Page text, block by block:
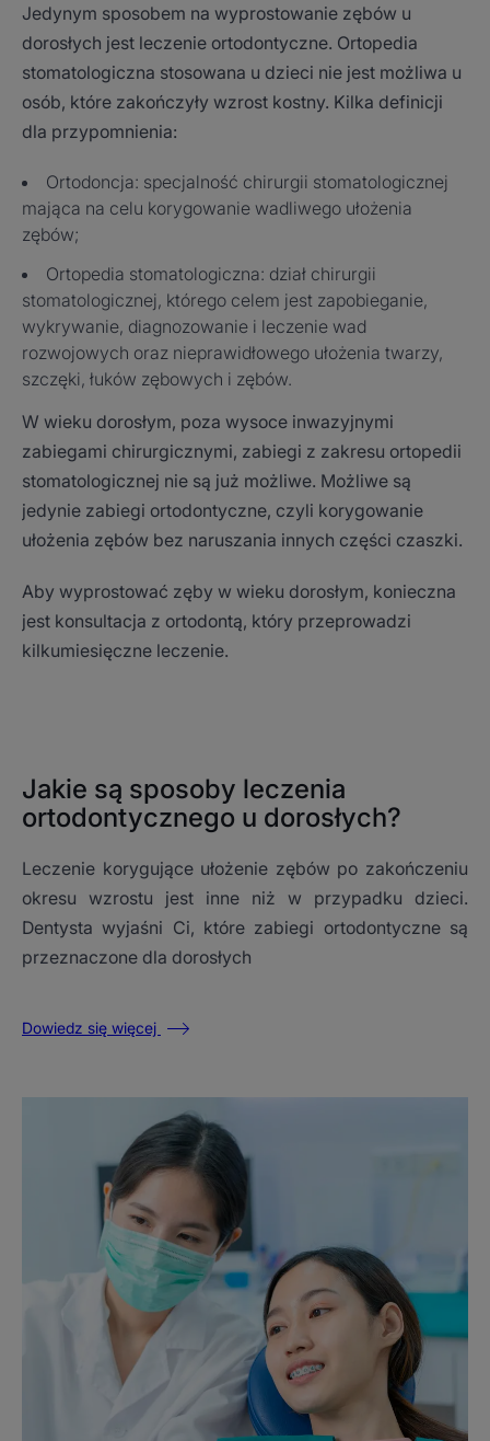
Jedynym sposobem na wyprostowanie zębów u
dorosłych jest leczenie ortodontyczne. Ortopedia
stomatologiczna stosowana u dzieci nie jest możliwa u
osób, które zakończyły wzrost kostny. Kilka definicji
dla przypomnienia:
Ortodoncja: specjalność chirurgii stomatologicznej
mająca na celu korygowanie wadliwego ułożenia
zębów;
Ortopedia stomatologiczna: dział chirurgii
stomatologicznej, którego celem jest zapobieganie,
wykrywanie, diagnozowanie i leczenie wad
rozwojowych oraz nieprawidłowego ułożenia twarzy,
szczęki, łuków zębowych i zębów.
W wieku dorosłym, poza wysoce inwazyjnymi
zabiegami chirurgicznymi, zabiegi z zakresu ortopedii
stomatologicznej nie są już możliwe. Możliwe są
jedynie zabiegi ortodontyczne, czyli korygowanie
ułożenia zębów bez naruszania innych części czaszki.
Aby wyprostować zęby w wieku dorosłym, konieczna
jest konsultacja z ortodontą, który przeprowadzi
kilkumiesięczne leczenie.
Jakie są sposoby leczenia
ortodontycznego u dorosłych?
Leczenie korygujące ułożenie zębów po zakończeniu
okresu wzrostu jest inne niż w przypadku dzieci.
Dentysta wyjaśni Ci, które zabiegi ortodontyczne są
przeznaczone dla dorosłych
Dowiedz się więcej